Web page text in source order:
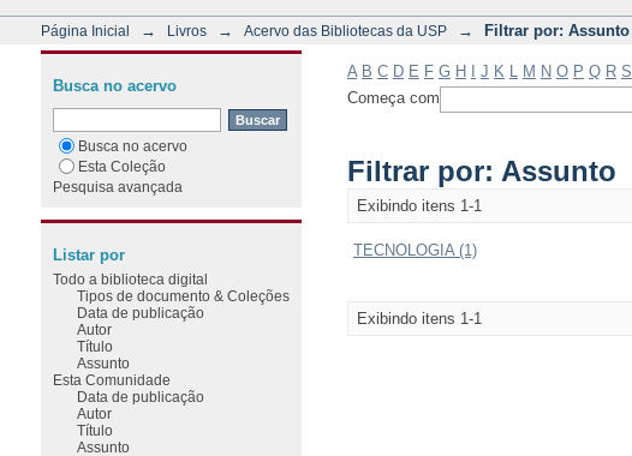
Página Inicial → Livros → Acervo das Bibliotecas da USP → Filtrar por: Assunto
A B C D E F G H J K M N O P Q R S
Começa com
Filtrar por: Assunto
Exibindo itens 1-1
TECNOLOGIA (1)
Exibindo itens 1-1
Busca no acervo
Busca no acervo
Esta Coleção
Pesquisa avançada
Listar por
Todo a biblioteca digital
Tipos de documento & Coleções
Data de publicação
Autor
Título
Assunto
Esta Comunidade
Data de publicação
Autor
Título
Assunto